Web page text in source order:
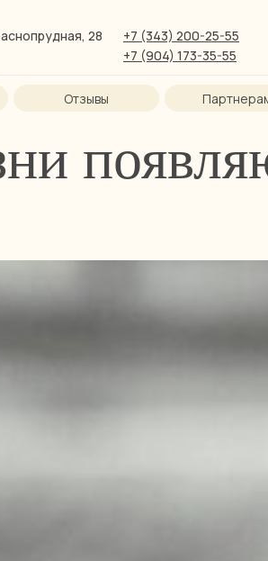
28 +7 (343) 200-25-55
+7 (904) 173-35-55
Отзывы